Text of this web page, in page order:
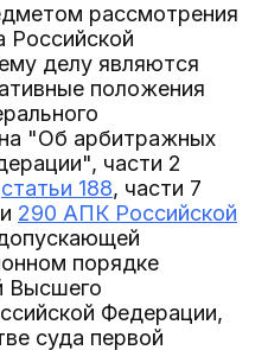
рассмотрения
Российской
делу являются
положения
"Об арбитражных
части 2
статьи 188, части 7
и 290 АПК Российской
порядке
Высшего
Федерации,
суда первой